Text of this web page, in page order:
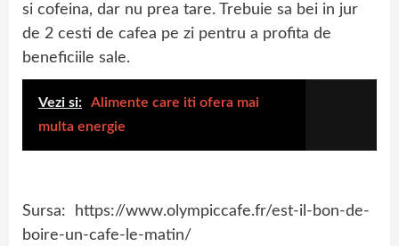
si cofeina, dar nu prea tare. Trebuie sa bei in jur
de 2 cesti de cafea pe zi pentru a profita de
beneficiile sale.
Vezi si:
Alimente care iti ofera mai
multa energie
Sursa: https://www.olympiccafe.fr/est-il-bon-de-
boire-un-cafe-le-matin/